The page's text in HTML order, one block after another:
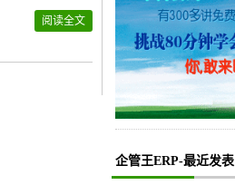
阅读全文
企管王ERP-最近发表